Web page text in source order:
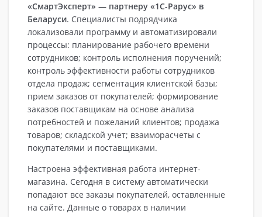
«СмартЭксперт» — партнеру «1С-Рарус» в
Беларуси. Специалисты подрядчика
локализовали программу и автоматизировали
процессы: планирование рабочего времени
сотрудников; контроль исполнения поручений;
контроль эффективности работы сотрудников
отдела продаж; сегментация клиентской базы;
прием заказов от покупателей; формирование
заказов поставщикам на основе анализа
потребностей и пожеланий клиентов; продажа
товаров; складской учет; взаиморасчеты с
покупателями и поставщиками.
Настроена эффективная работа интернет-
магазина. Сегодня в систему автоматически
попадают все заказы покупателей, оставленные
на сайте. Данные о товарах в наличии